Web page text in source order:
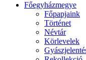
Főegyházmegye
Főpapjaink
Történet
Névtár
Körlevelek